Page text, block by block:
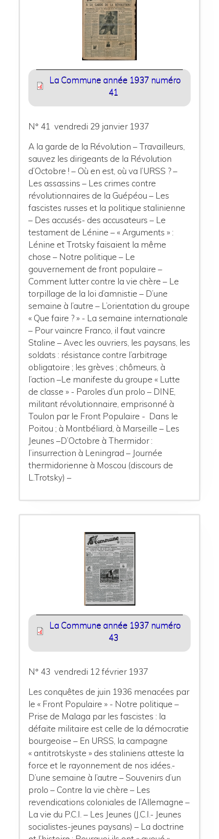
La Commune année 1937 numéro
41
N° 41 vendredi 29 janvier 1937
A la garde de la Révolution – Travailleurs,
sauvez les dirigeants de la Révolution
d’Octobre ! – Où en est, où va l’URSS ? –
Les assassins – Les crimes contre
révolutionnaires de la Guépéou – Les
fascistes russes et la politique stalinienne
– Des accusés- des accusateurs – Le
testament de Lénine – « Arguments » :
Lénine et Trotsky faisaient la même
chose – Notre politique – Le
gouvernement de front populaire –
Comment lutter contre la vie chère – Le
torpillage de la loi d’amnistie – D’une
semaine à l’autre – L’orientation du groupe
« Que faire ? » - La semaine internationale
– Pour vaincre Franco, il faut vaincre
Staline – Avec les ouvriers, les paysans, les
soldats : résistance contre l’arbitrage
obligatoire ; les grèves ; chômeurs, à
l’action –Le manifeste du groupe « Lutte
de classe » - Paroles d’un prolo – DINE,
militant révolutionnaire, emprisonné à
Toulon par le Front Populaire - Dans le
Poitou ; à Montbéliard, à Marseille – Les
Jeunes –D’Octobre à Thermidor :
l’insurrection à Leningrad – Journée
thermidorienne à Moscou (discours de
L.Trotsky) –
La Commune année 1937 numéro
43
N° 43 vendredi 12 février 1937
Les conquêtes de juin 1936 menacées par
le « Front Populaire » - Notre politique –
Prise de Malaga par les fascistes : la
défaite militaire est celle de la démocratie
bourgeoise – En URSS, la campagne
« antitrotskyste » des staliniens atteste la
force et le rayonnement de nos idées.-
D’une semaine à l’autre – Souvenirs d’un
prolo – Contre la vie chère – Les
revendications coloniales de l’Allemagne –
La vie du P.C.I. – Les Jeunes (J.C.I.- Jeunes
socialistes-jeunes paysans) – La doctrine